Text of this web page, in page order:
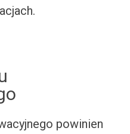
powinien